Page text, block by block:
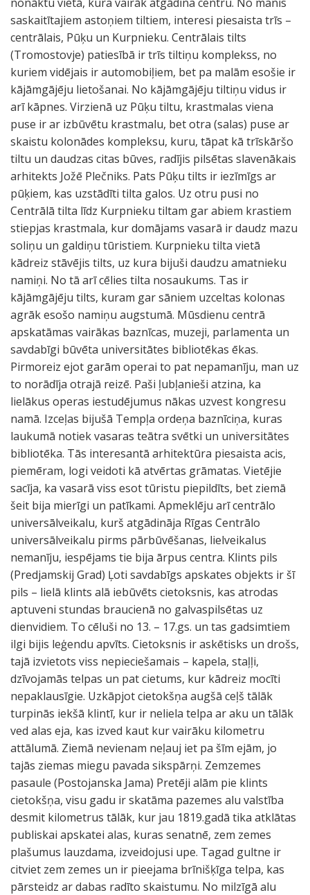
saskaitītajiem astoņiem tiltiem, interesi piesaista trīs –
centrālais, Pūķu un Kurpnieku. Centrālais tilts
(Tromostovje) patiesībā ir trīs tiltiņu komplekss, no
kuriem vidējais ir automobiļiem, bet pa malām esošie ir
kājāmgājēju lietošanai. No kājāmgājēju tiltiņu vidus ir
arī kāpnes. Virzienā uz Pūķu tiltu, krastmalas viena
puse ir ar izbūvētu krastmalu, bet otra (salas) puse ar
skaistu kolonādes kompleksu, kuru, tāpat kā trīskāršo
tiltu un daudzas citas būves, radījis pilsētas slavenākais
arhitekts Jožē Plečniks. Pats Pūķu tilts ir iezīmīgs ar
pūķiem, kas uzstādīti tilta galos. Uz otru pusi no
Centrālā tilta līdz Kurpnieku tiltam gar abiem krastiem
stiepjas krastmala, kur domājams vasarā ir daudz mazu
soliņu un galdiņu tūristiem. Kurpnieku tilta vietā
kādreiz stāvējis tilts, uz kura bijuši daudzu amatnieku
namiņi. No tā arī cēlies tilta nosaukums. Tas ir
kājāmgājēju tilts, kuram gar sāniem uzceltas kolonas
agrāk esošo namiņu augstumā. Mūsdienu centrā
apskatāmas vairākas baznīcas, muzeji, parlamenta un
savdabīgi būvēta universitātes bibliotēkas ēkas.
Pirmoreiz ejot garām operai to pat nepamanīju, man uz
to norādīja otrajā reizē. Paši ļubļanieši atzina, ka
lielākus operas iestudējumus nākas uzvest kongresu
namā. Izceļas bijušā Tempļa ordeņa baznīciņa, kuras
laukumā notiek vasaras teātra svētki un universitātes
bibliotēka. Tās interesantā arhitektūra piesaista acis,
piemēram, logi veidoti kā atvērtas grāmatas. Vietējie
sacīja, ka vasarā viss esot tūristu piepildīts, bet ziemā
šeit bija mierīgi un patīkami. Apmeklēju arī centrālo
universālveikalu, kurš atgādināja Rīgas Centrālo
universālveikalu pirms pārbūvēšanas, lielveikalus
nemanīju, iespējams tie bija ārpus centra. Klints pils
(Predjamskij Grad) Ļoti savdabīgs apskates objekts ir šī
pils – lielā klints alā iebūvēts cietoksnis, kas atrodas
aptuveni stundas braucienā no galvaspilsētas uz
dienvidiem. To cēluši no 13. – 17.gs. un tas gadsimtiem
ilgi bijis leģendu apvīts. Cietoksnis ir askētisks un drošs,
tajā izvietots viss nepieciešamais – kapela, staļļi,
dzīvojamās telpas un pat cietums, kur kādreiz mocīti
nepaklausīgie. Uzkāpjot cietokšņa augšā ceļš tālāk
turpinās iekšā klintī, kur ir neliela telpa ar aku un tālāk
ved alas eja, kas izved kaut kur vairāku kilometru
attālumā. Ziemā nevienam neļauj iet pa šīm ejām, jo
tajās ziemas miegu pavada sikspārņi. Zemzemes
pasaule (Postojanska Jama) Pretēji alām pie klints
cietokšņa, visu gadu ir skatāma pazemes alu valstība
desmit kilometrus tālāk, kur jau 1819.gadā tika atklātas
publiskai apskatei alas, kuras senatnē, zem zemes
plašumus lauzdama, izveidojusi upe. Tagad gultne ir
citviet zem zemes un ir pieejama brīnišķīga telpa, kas
pārsteidz ar dabas radīto skaistumu. No milzīgā alu